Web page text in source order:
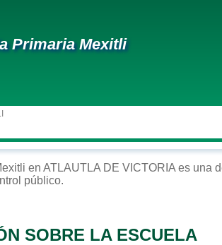
Primaria Mexitli
en ATLAUTLA DE VICTORIA es una
público.
SOBRE LA ESCUELA